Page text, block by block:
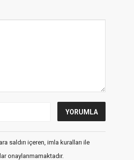
saldırı içeren, imla kuralları ile
onaylanmamaktadır.